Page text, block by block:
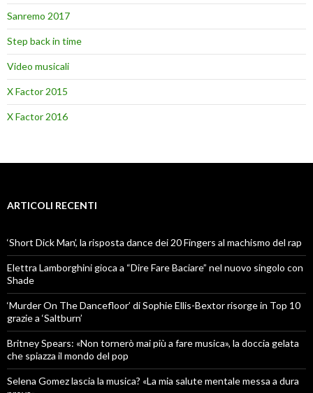
Sanremo 2017
Step back in time
Video musicali
X Factor 2015
X Factor 2016
ARTICOLI RECENTI
‘Short Dick Man’, la risposta dance dei 20 Fingers al machismo del rap
Elettra Lamborghini gioca a “Dire Fare Baciare” nel nuovo singolo con
Shade
‘Murder On The Dancefloor’ di Sophie Ellis-Bextor risorge in Top 10
grazie a ‘Saltburn’
Britney Spears: «Non tornerò mai più a fare musica», la doccia gelata
che spiazza il mondo del pop
Selena Gomez lascia la musica? «La mia salute mentale messa a dura